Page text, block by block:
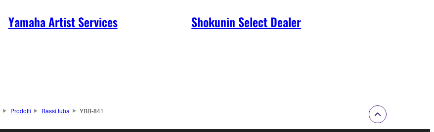
Yamaha Artist Services Shokunin Select Dealer
Prodotti Bassi tuba YBB-841